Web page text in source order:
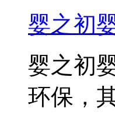
婴之初
婴之初
环保，